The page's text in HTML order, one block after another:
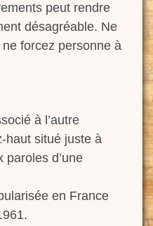
peut rendre
désagréable. Ne
forcez personne à
à l’autre
haut situé juste à
paroles d’une
en France